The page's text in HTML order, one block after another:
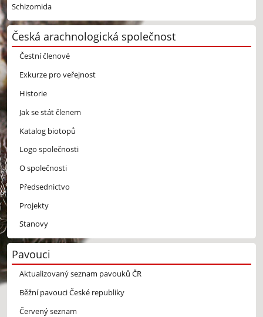
Schizomida
Česká arachnologická společnost
Čestní členové
Exkurze pro veřejnost
Historie
Jak se stát členem
Katalog biotopů
Logo společnosti
O společnosti
Předsednictvo
Projekty
Stanovy
Pavouci
Aktualizovaný seznam pavouků ČR
Běžní pavouci České republiky
Červený seznam